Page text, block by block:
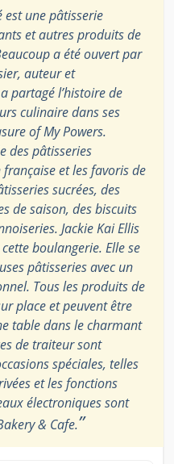
est une pâtisserie
et autres produits de
a été ouvert par
auteur et
partagé l’histoire de
culinaire dans ses
of My Powers.
des pâtisseries
et les favoris de
sucrées, des
de saison, des biscuits
Jackie Kai Ellis
boulangerie. Elle se
pâtisseries avec un
Tous les produits de
place et peuvent être
table dans le charmant
de traiteur sont
spéciales, telles
et les fonctions
électroniques sont
& Cafe.”